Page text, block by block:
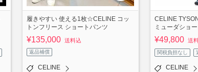
履きやすい 使える1枚☆CELINE コッ
トンフリース ショートパンツ
¥135,000 送料込
返品補償
CELINE
CELINE
ミューダショ
¥49,800 送
関税負担なし
CELINE